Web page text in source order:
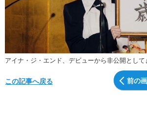
アイナ・ジ・エンド、デビューから非公開とし
前の
この記事へ戻る